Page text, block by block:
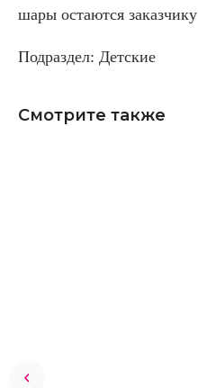
шары остаются заказчику
Подраздел: Детские
Смотрите также